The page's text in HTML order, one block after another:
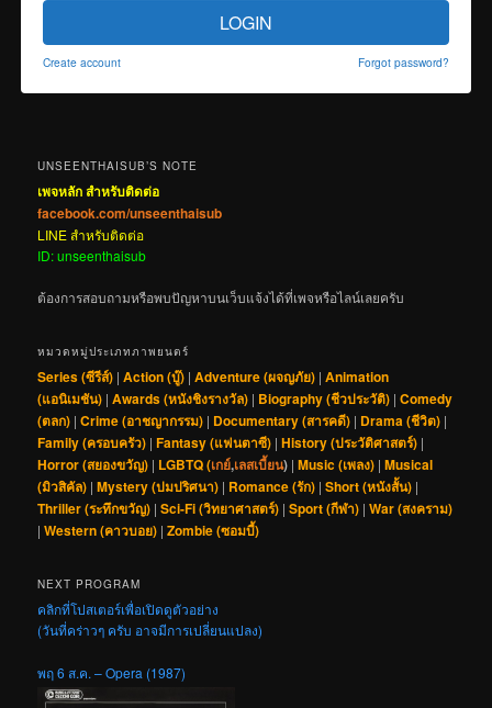
LOGIN
Create account Forgot password?
UNSEENTHAISUB’S NOTE
เพจหลัก สำหรับติดต่อ
facebook.com/unseenthaisub
LINE สำหรับติดต่อ
ID: unseenthaisub
ต้องการสอบถามหรือพบปัญหาบนเว็บแจ้งได้ที่เพจหรือไลน์เลยครับ
หมวดหมู่ประเภทภาพยนตร์
Series (ซีรีส์) |Action (บู๊) |Adventure (ผจญภัย) |Animation
(แอนิเมชัน) |Awards (หนังชิงรางวัล) | Biography (ชีวประวัติ) |Comedy
(ตลก) |Crime (อาชญากรรม) | Documentary (สารคดี) | Drama (ชีวิต) |
Family (ครอบครัว) |Fantasy (แฟนตาซี) |History (ประวัติศาสตร์) |
Horror (สยองขวัญ) | LGBTQ (เกย์,เลสเบี้ยน) |Music (เพลง) |Musical
(มิวสิคัล) |Mystery (ปมปริศนา) | Romance (รัก) |Short (หนังสั้น) |
Thriller (ระทึกขวัญ) |Sci-Fi (วิทยาศาสตร์) |Sport (กีฬา) |War (สงคราม)
|Western (คาวบอย) |Zombie (ซอมบี้)
NEXT PROGRAM
คลิกที่โปสเตอร์เพื่อเปิดดูตัวอย่าง
(วันที่คร่าวๆ ครับ อาจมีการเปลี่ยนแปลง)
พฤ 6 ส.ค. – Opera (1987)